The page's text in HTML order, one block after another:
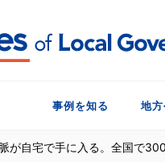
事例を知る 地
が自宅で手に入る。全国で